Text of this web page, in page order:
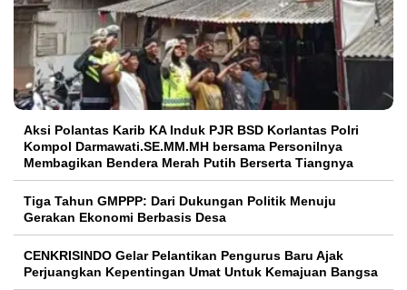
Aksi Polantas Karib KA Induk PJR BSD Korlantas Polri
Kompol Darmawati.SE.MM.MH bersama Personilnya
Membagikan Bendera Merah Putih Berserta Tiangnya
Tiga Tahun GMPPP: Dari Dukungan Politik Menuju
Gerakan Ekonomi Berbasis Desa
CENKRISINDO Gelar Pelantikan Pengurus Baru Ajak
Perjuangkan Kepentingan Umat Untuk Kemajuan Bangsa